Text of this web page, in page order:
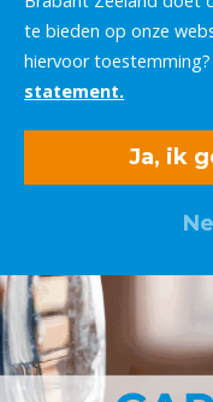
te bieden op onze
hiervoor
statement.
Ja, ik